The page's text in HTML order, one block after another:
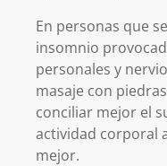
En personas que
insomnio
personales y
masaje con
conciliar mejor el
actividad corporal
mejor.